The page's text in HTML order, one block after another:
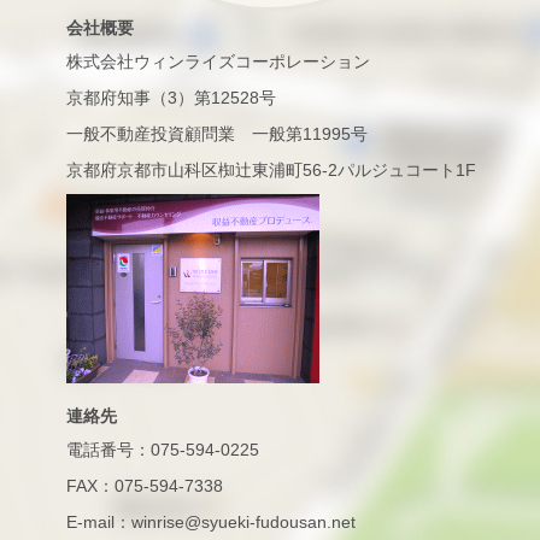
会社概要
株式会社ウィンライズコーポレーション
京都府知事（3）第12528号
一般不動産投資顧問業 一般第11995号
京都府京都市山科区椥辻東浦町56-2パルジュコート1F
連絡先
電話番号：075-594-0225
FAX：075-594-7338
E-mail：winrise@syueki-fudousan.net